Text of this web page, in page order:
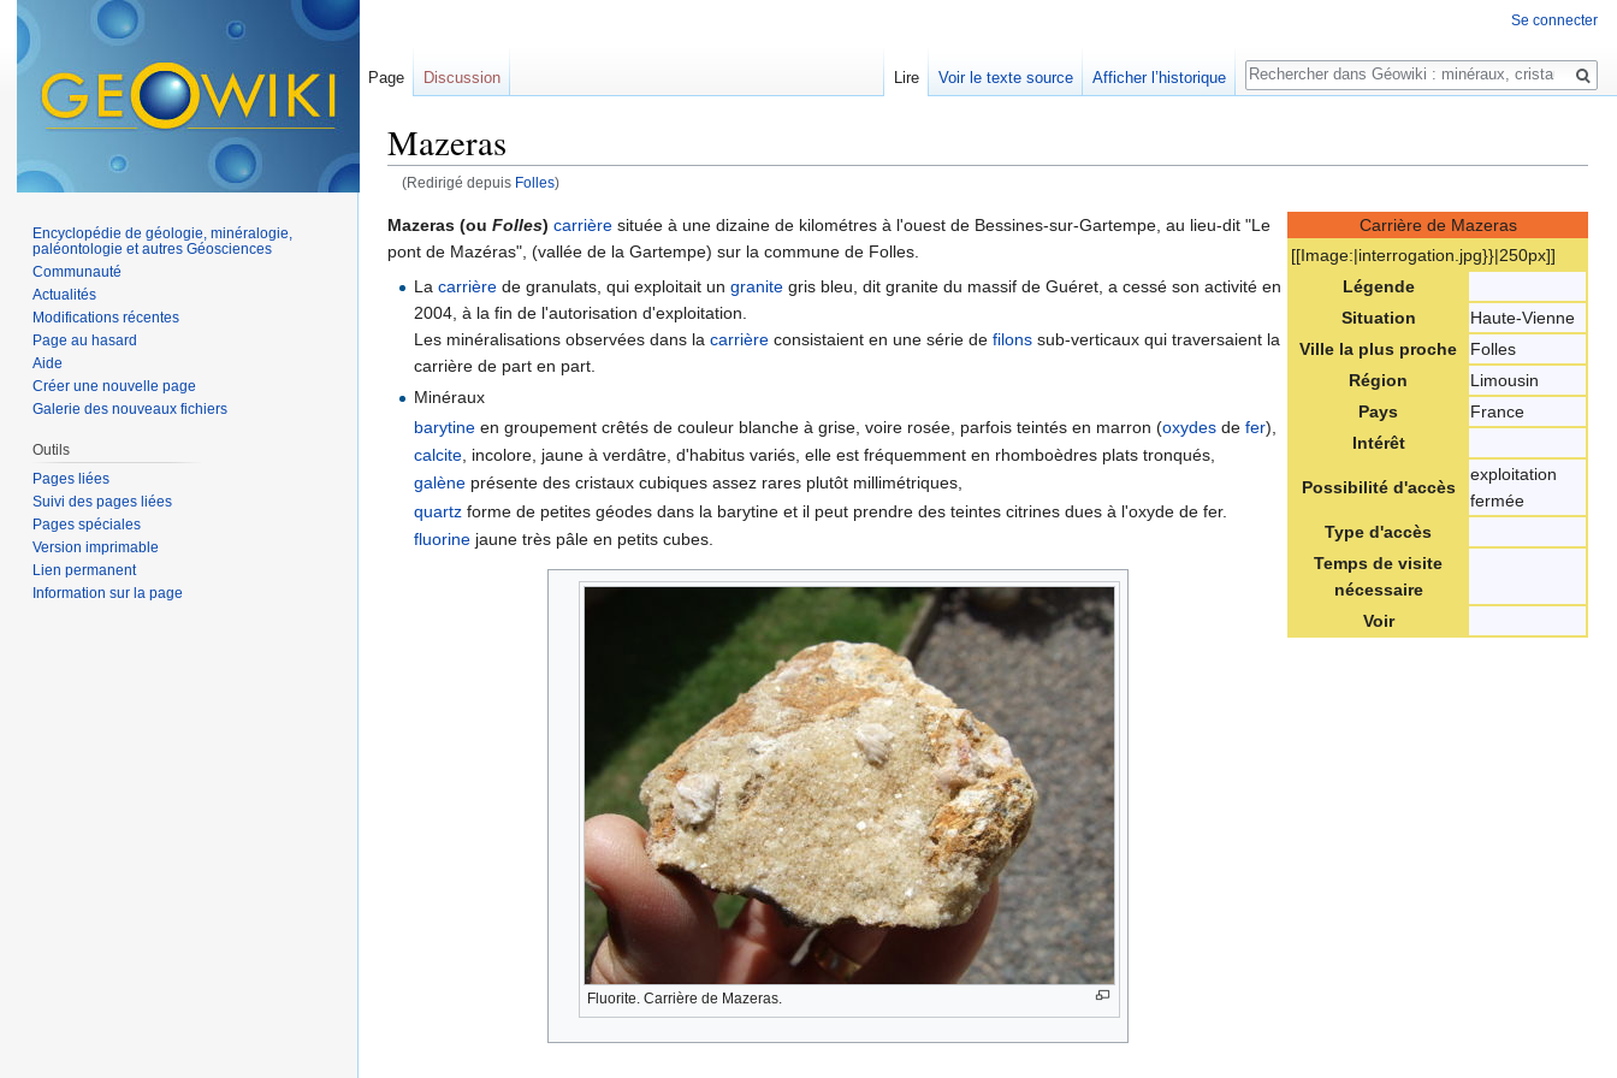
Mazeras
(Redirigé depuis Folles)
Carrière de Mazeras
[[Image:‎|interrogation.jpg}}|250px]]
Légende
Situation
Haute-Vienne
Ville la plus proche
Folles
Région
Limousin
Pays
France
Intérêt
Possibilité d'accès
exploitation
fermée
Type d'accès
Temps de visite
nécessaire
Voir
Mazeras (ou Folles) carrière située à une dizaine de kilométres à l'ouest de Bessines-sur-Gartempe, au lieu-dit "Le
pont de Mazéras", (vallée de la Gartempe) sur la commune de Folles.
Lacarrière de granulats, qui exploitait ungranite gris bleu, dit granite du massif de Guéret, a cessé son activité en
2004, à la fin de l'autorisation d'exploitation.
Les minéralisations observées dans lacarrière consistaient en une série defilons sub-verticaux qui traversaient la
carrière de part en part.
Minéraux
barytine en groupement crêtés de couleur blanche à grise, voire rosée, parfois teintés en marron (oxydes defer),
calcite , incolore, jaune à verdâtre, d'habitus variés, elle est fréquemment en rhomboèdres plats tronqués,
galène présente des cristaux cubiques assez rares plutôt millimétriques,
quartz forme de petites géodes dans la barytine et il peut prendre des teintes citrines dues à l'oxyde de fer.
fluorine jaune très pâle en petits cubes.
Fluorite. Carrière de Mazeras.
Se connecter
Page Discussion Lire Voir le texte source Afficher l’historique
Rechercher
Encyclopédie de géologie, minéralogie,
paléontologie et autres Géosciences
Communauté
Actualités
Modifications récentes
Page au hasard
Aide
Créer une nouvelle page
Galerie des nouveaux fichiers
Outils
Pages liées
Suivi des pages liées
Pages spéciales
Version imprimable
Lien permanent
Information sur la page